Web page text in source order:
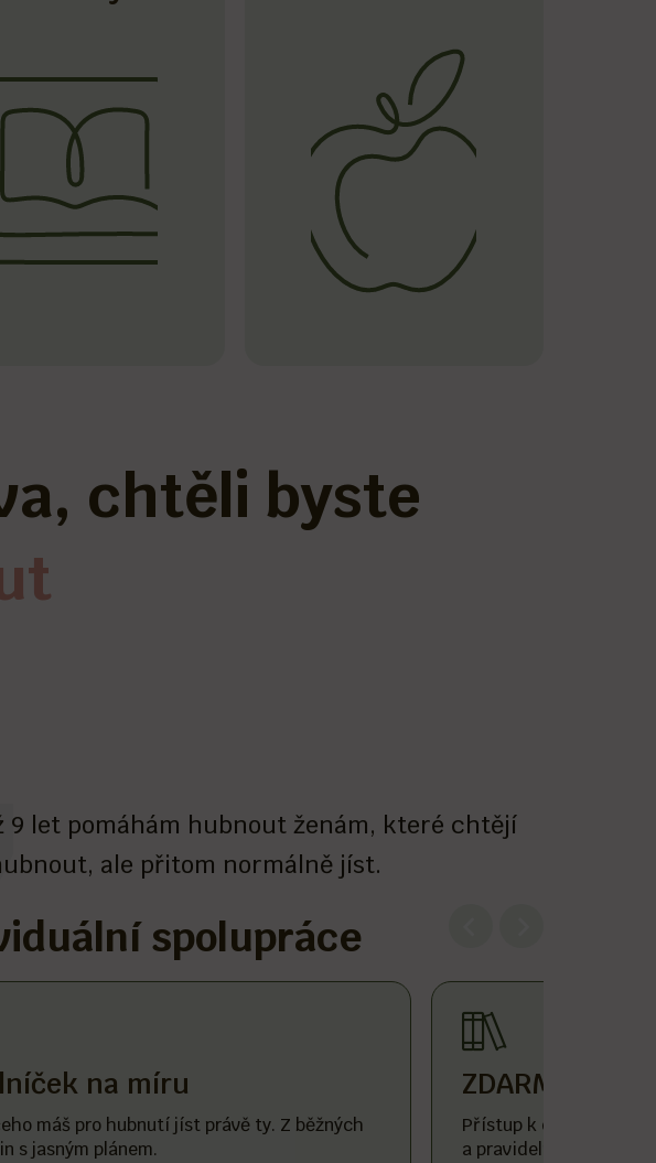
chtěli byste
9 let pomáhám hubnout ženám, které chtějí
ale přitom normálně jíst.
spolupráce
na míru
máš pro hubnutí jíst právě ty. Z běžných
s jasným plánem.
ZDARMA
Přístup k databázi
a pravidelným živým